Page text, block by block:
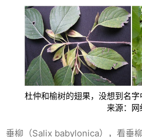
杜仲和榆树的翅果，没想到名
来源：网
垂柳（Salix babylonica），看垂